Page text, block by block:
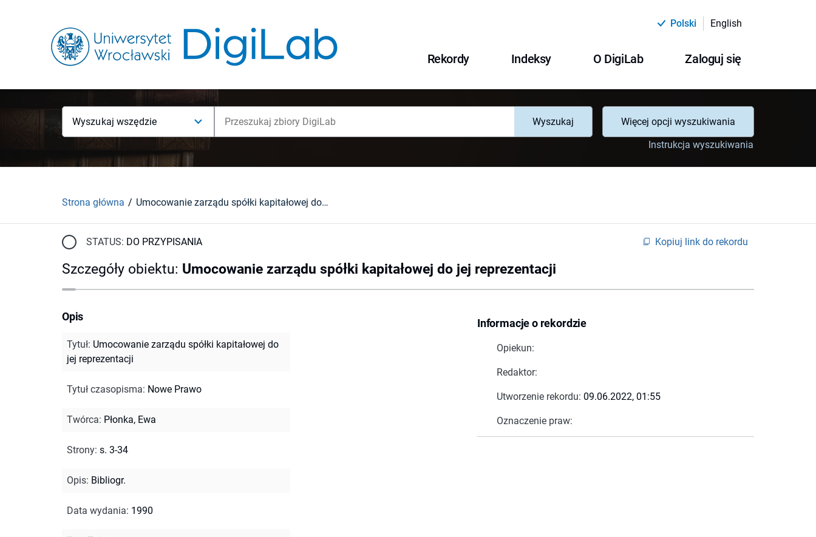
Polski English
Rekordy Indeksy O DigiLab Zaloguj się
Wyszukaj wszędzie Wyszukaj
Więcej opcji wyszukiwania
Instrukcja wyszukiwania
Strona główna Umocowanie zarządu spółki kapitałowej do jej reprezentacji
STATUS: DO PRZYPISANIA Kopiuj link do rekordu
Szczegóły obiektu: Umocowanie zarządu spółki kapitałowej do jej reprezentacji
Informacje o rekordzie
Opiekun:
Redaktor:
Utworzenie rekordu: 09.06.2022, 01:55
Oznaczenie praw:
Opis
Tytuł: Umocowanie zarządu spółki kapitałowej do
jej reprezentacji
Tytuł czasopisma: Nowe Prawo
Twórca: Płonka, Ewa
Strony: s. 3-34
Opis: Bibliogr.
Data wydania: 1990